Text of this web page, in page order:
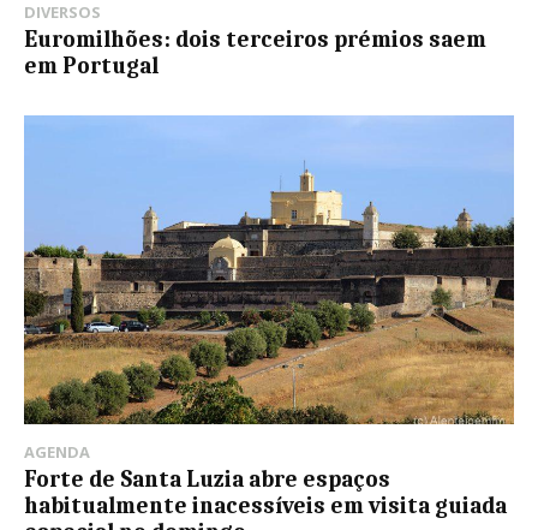
DIVERSOS
Euromilhões: dois terceiros prémios saem
em Portugal
AGENDA
Forte de Santa Luzia abre espaços
habitualmente inacessíveis em visita guiada